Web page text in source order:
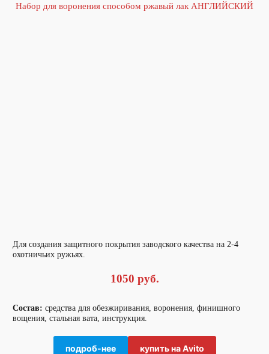
Набор для воронения способом ржавый лак АНГЛИЙСКИЙ
Для создания защитного покрытия заводского качества на 2-4
охотничьих ружьях.
1050 руб.
Состав: средства для обезжиривания, воронения, финишного
вощения, стальная вата, инструкция.
подроб-нее купить на Avito